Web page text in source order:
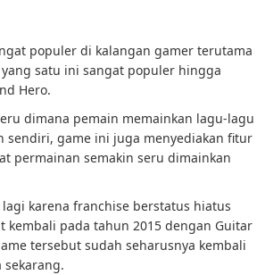
populer di kalangan gamer terutama
satu ini sangat populer hingga
Hero.
dimana pemain memainkan lagu-lagu
sendiri, game ini juga menyediakan fitur
permainan semakin seru dimainkan
karena franchise berstatus hiatus
pada tahun 2015 dengan Guitar
tersebut sudah seharusnya kembali